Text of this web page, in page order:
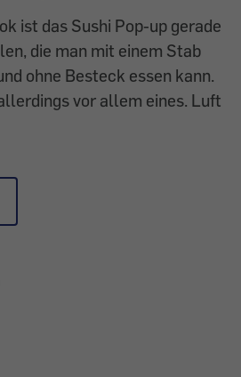
ist das Sushi Pop-up gerade
die man mit einem Stab
ohne Besteck essen kann.
vor allem eines. Luft